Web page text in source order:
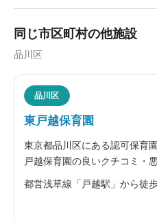
ニックネーム
※本名や誤解される名前の使用
同じ市区町村の他施設
品川区
品川区
東戸越保育園
東京都品川区にある認可保育
戸越保育園の良いクチコミ・
わせて評判をご紹介します。
社会福祉法人戸越会が運営す
都営浅草線「戸越駅」から徒